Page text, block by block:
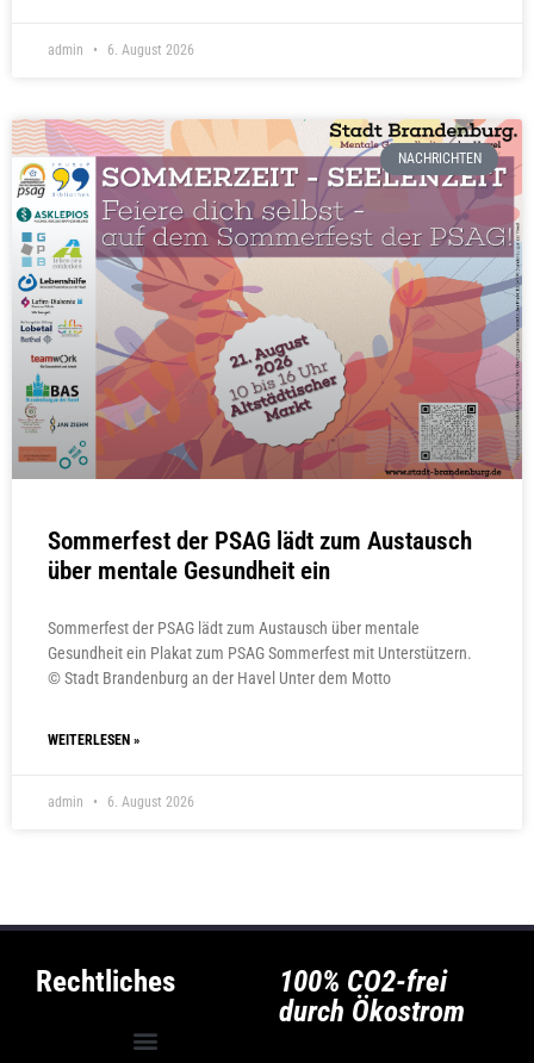
admin 6. August 2026
NACHRICHTEN
Sommerfest der PSAG lädt zum Austausch
über mentale Gesundheit ein
Sommerfest der PSAG lädt zum Austausch über mentale
Gesundheit ein Plakat zum PSAG Sommerfest mit Unterstützern.
© Stadt Brandenburg an der Havel Unter dem Motto
WEITERLESEN »
admin 6. August 2026
Rechtliches
100% CO2-frei
durch Ökostrom